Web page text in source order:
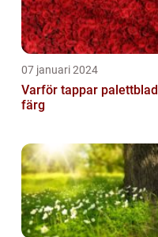
07 januari 2024
Varför tappar palettblad
färg